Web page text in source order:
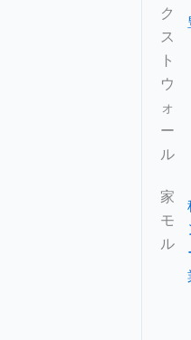
ク
ス
ト
ウ
ォ
ー
ル
家
モ
ル